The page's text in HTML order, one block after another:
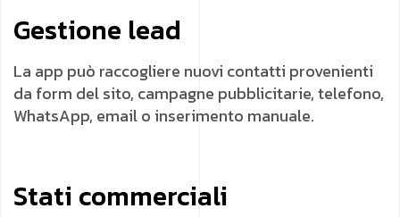
Gestione lead
La app può raccogliere nuovi contatti provenienti
da form del sito, campagne pubblicitarie, telefono,
WhatsApp, email o inserimento manuale.
Stati commerciali